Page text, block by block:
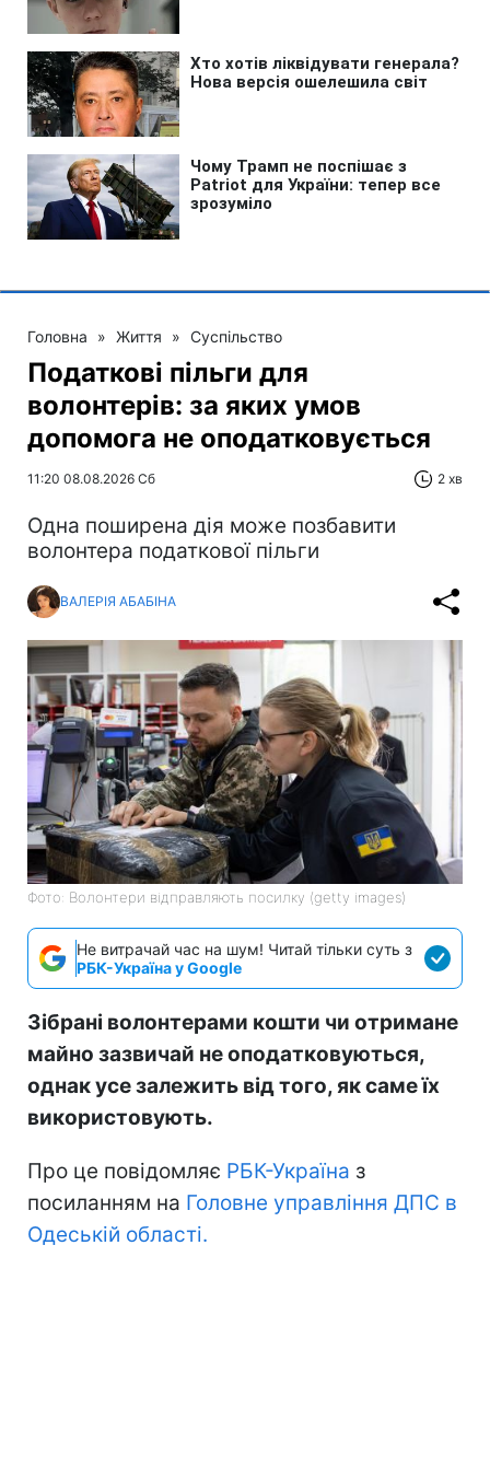
Головна » Життя » Суспільство
Податкові пільги для
волонтерів: за яких умов
допомога не оподатковується
11:20 08.08.2026 Сб 2 хв
Одна поширена дія може позбавити
волонтера податкової пільги
ВАЛЕРІЯ АБАБІНА
Фото: Волонтери відправляють посилку (getty images)
Не витрачай час на шум! Читай тільки суть з
РБК-Україна у Google
Зібрані волонтерами кошти чи отримане
майно зазвичай не оподатковуються,
однак усе залежить від того, як саме їх
використовують.
Про це повідомляє РБК-Україна з
посиланням на Головне управління ДПС в
Одеській області.